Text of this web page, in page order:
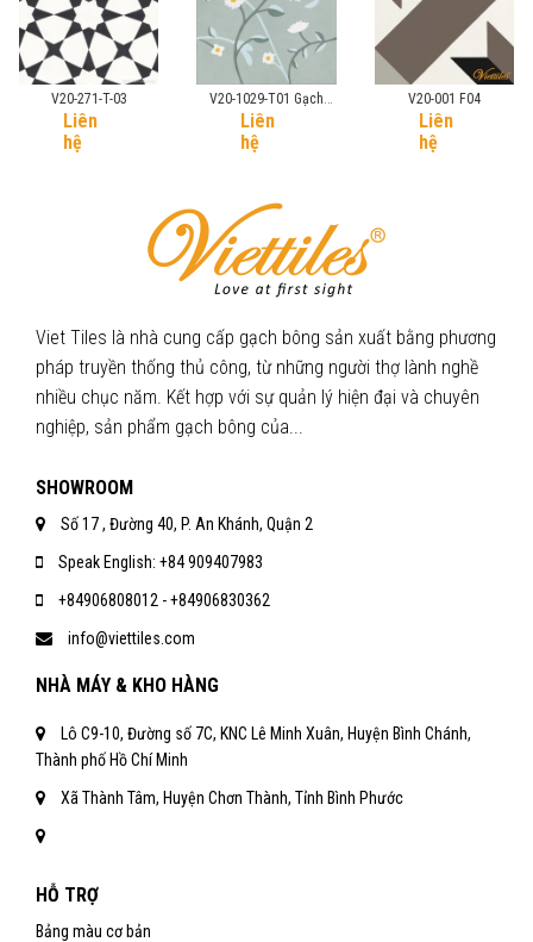
Liên
hệ
V20-271-T-03
Liên
hệ
V20-1029-T01 Gạch
Bông
Liên
hệ
V20-001 F04
Viet Tiles là nhà cung cấp gạch bông sản xuất bằng phương
pháp truyền thống thủ công, từ những người thợ lành nghề
nhiều chục năm. Kết hợp với sự quản lý hiện đại và chuyên
nghiệp, sản phẩm gạch bông của...
SHOWROOM
Số 17 , Đường 40, P. An Khánh, Quận 2
Speak English: +84 909407983
+84906808012 - +84906830362
info@viettiles.com
NHÀ MÁY & KHO HÀNG
Lô C9-10, Đường số 7C, KNC Lê Minh Xuân, Huyện Bình Chánh,
Thành phố Hồ Chí Minh
Xã Thành Tâm, Huyện Chơn Thành, Tỉnh Bình Phước
HỖ TRỢ
Bảng màu cơ bản